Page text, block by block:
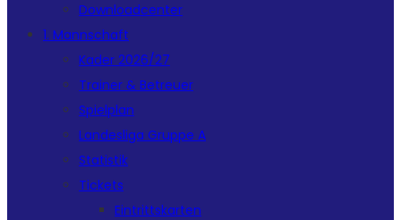
Downloadcenter
1. Mannschaft
Kader 2026/27
Trainer & Betreuer
Spielplan
Landesliga Gruppe A
Statistik
Tickets
Eintrittskarten